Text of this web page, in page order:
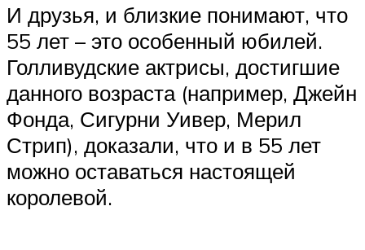
И друзья, и близкие понимают, что
55 лет – это особенный юбилей.
Голливудские актрисы, достигшие
данного возраста (например, Джейн
Фонда, Сигурни Уивер, Мерил
Стрип), доказали, что и в 55 лет
можно оставаться настоящей
королевой.